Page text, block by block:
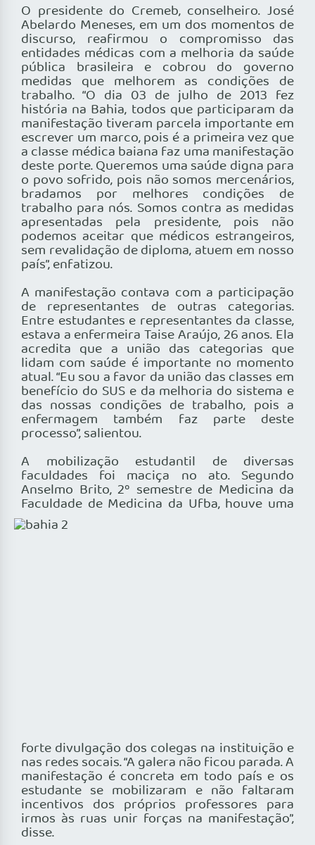
O presidente do Cremeb, conselheiro. José
Abelardo Meneses, em um dos momentos de
discurso, reafirmou o compromisso das
entidades médicas com a melhoria da saúde
pública brasileira e cobrou do governo
medidas que melhorem as condições de
trabalho. “O dia 03 de julho de 2013 fez
história na Bahia, todos que participaram da
manifestação tiveram parcela importante em
escrever um marco, pois é a primeira vez que
a classe médica baiana faz uma manifestação
deste porte. Queremos uma saúde digna para
o povo sofrido, pois não somos mercenários,
bradamos por melhores condições de
trabalho para nós. Somos contra as medidas
apresentadas pela presidente, pois não
podemos aceitar que médicos estrangeiros,
sem revalidação de diploma, atuem em nosso
país”, enfatizou.
A manifestação contava com a participação
de representantes de outras categorias.
Entre estudantes e representantes da classe,
estava a enfermeira Taise Araújo, 26 anos. Ela
acredita que a união das categorias que
lidam com saúde é importante no momento
atual. “Eu sou a favor da união das classes em
benefício do SUS e da melhoria do sistema e
das nossas condições de trabalho, pois a
enfermagem também faz parte deste
processo”, salientou.
A mobilização estudantil de diversas
faculdades foi maciça no ato. Segundo
Anselmo Brito, 2º semestre de Medicina da
Faculdade de Medicina da Ufba, houve uma
forte divulgação dos colegas na instituição e
nas redes socais. “A galera não ficou parada. A
manifestação é concreta em todo país e os
estudante se mobilizaram e não faltaram
incentivos dos próprios professores para
irmos às ruas unir forças na manifestação”,
disse.